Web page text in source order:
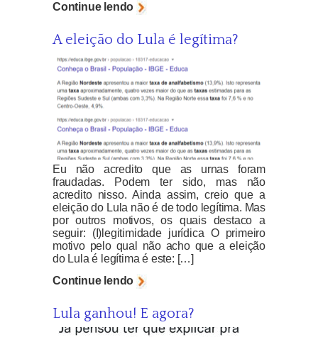
Continue lendo
A eleição do Lula é legítima?
Eu não acredito que as urnas foram
fraudadas. Podem ter sido, mas não
acredito nisso. Ainda assim, creio que a
eleição do Lula não é de todo legítima. Mas
por outros motivos, os quais destaco a
seguir: (I)legitimidade jurídica O primeiro
motivo pelo qual não acho que a eleição
do Lula é legítima é este: […]
Continue lendo
Lula ganhou! E agora?